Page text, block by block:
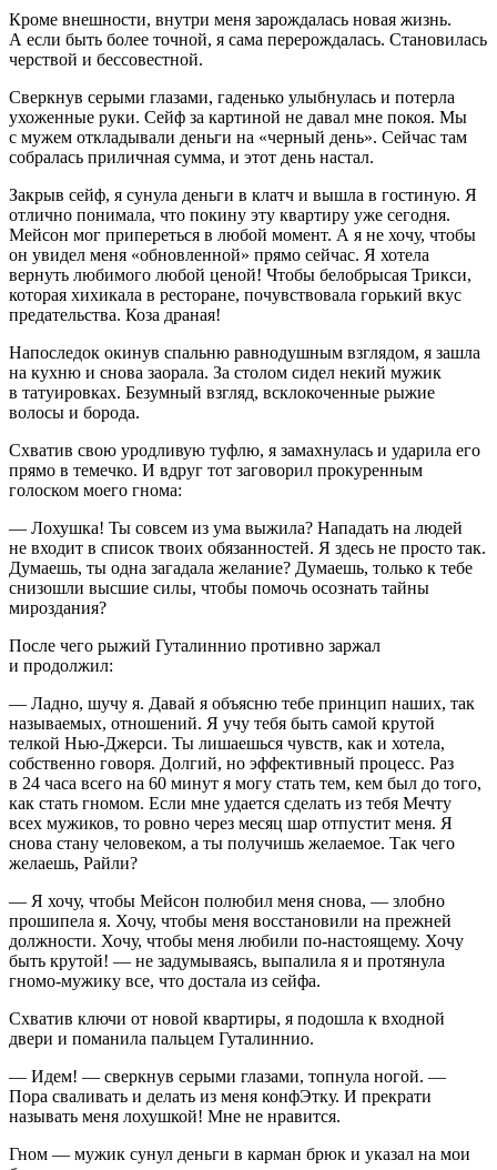
Кроме внешности, внутри меня зарождалась новая жизнь.
А если быть более точной, я сама перерождалась. Становилась
черствой и бессовестной.
Сверкнув серыми глазами, гаденько улыбнулась и потерла
ухоженные руки. Сейф за картиной не давал мне покоя. Мы
с мужем откладывали деньги на «черный день». Сейчас там
собралась приличная сумма, и этот день настал.
Закрыв сейф, я сунула деньги в клатч и вышла в гостиную. Я
отлично понимала, что покину эту квартиру уже сегодня.
Мейсон мог припереться в любой момент. А я не хочу, чтобы
он увидел меня «обновленной» прямо сейчас. Я хотела
вернуть любимого любой ценой! Чтобы белобрысая Трикси,
которая хихикала в ресторане, почувствовала горький вкус
предательства. Коза драная!
Напоследок окинув спальню равнодушным взглядом, я зашла
на кухню и снова заорала. За столом сидел некий мужик
в татуировках. Безумный взгляд, всклокоченные рыжие
волосы и борода.
Схватив свою уродливую туфлю, я замахнулась и ударила его
прямо в темечко. И вдруг тот заговорил прокуренным
голоском моего гнома:
— Лохушка! Ты совсем из ума выжила? Нападать на людей
не входит в список твоих обязанностей. Я здесь не просто так.
Думаешь, ты одна загадала желание? Думаешь, только к тебе
снизошли высшие силы, чтобы помочь осознать тайны
мироздания?
После чего рыжий Гуталиннио противно заржал
и продолжил:
— Ладно, шучу я. Давай я объясню тебе принцип наших, так
называемых, отношений. Я учу тебя быть самой крутой
телкой Нью-Джерси. Ты лишаешься чувств, как и хотела,
собственно говоря. Долгий, но эффективный процесс. Раз
в 24 часа всего на 60 минут я могу стать тем, кем был до того,
как стать гномом. Если мне удается сделать из тебя Мечту
всех мужиков, то ровно через месяц шар отпустит меня. Я
снова стану человеком, а ты получишь желаемое. Так чего
желаешь, Райли?
— Я хочу, чтобы Мейсон полюбил меня снова, — злобно
прошипела я. Хочу, чтобы меня восстановили на прежней
должности. Хочу, чтобы меня любили по-настоящему. Хочу
быть крутой! — не задумываясь, выпалила я и протянула
гномо-мужику все, что достала из сейфа.
Схватив ключи от новой квартиры, я подошла к входной
двери и поманила пальцем Гуталиннио.
— Идем! — сверкнув серыми глазами, топнула ногой. —
Пора сваливать и делать из меня конфЭтку. И прекрати
называть меня лохушкой! Мне не нравится.
Гном — мужик сунул деньги в карман брюк и указал на мои